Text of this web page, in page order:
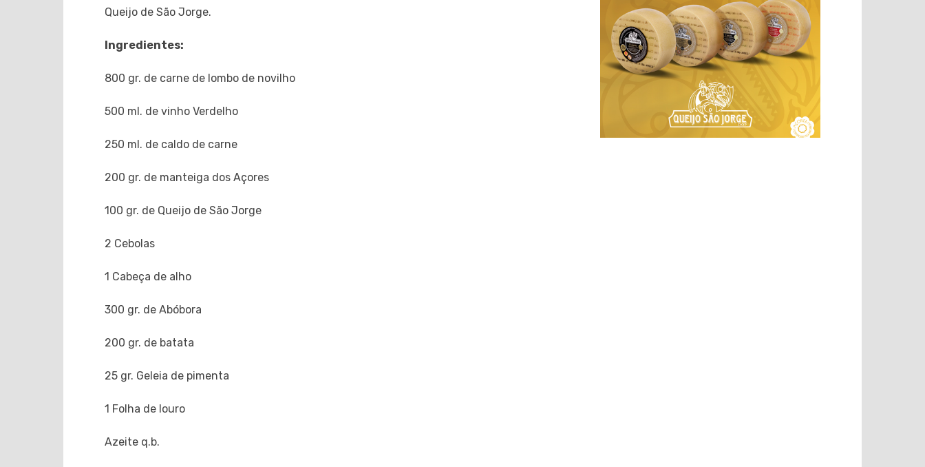
Queijo de São Jorge.
Ingredientes:
800 gr. de carne de lombo de novilho
500 ml. de vinho Verdelho
250 ml. de caldo de carne
200 gr. de manteiga dos Açores
100 gr. de Queijo de São Jorge
2 Cebolas
1 Cabeça de alho
300 gr. de Abóbora
200 gr. de batata
25 gr. Geleia de pimenta
1 Folha de louro
Azeite q.b.